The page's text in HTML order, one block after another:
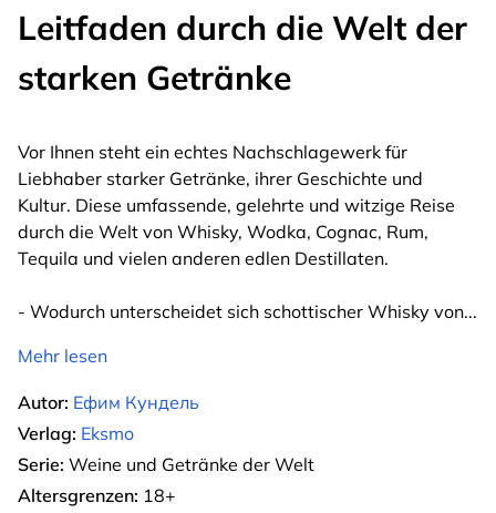
Leitfaden durch die Welt der
starken Getränke
Vor Ihnen steht ein echtes Nachschlagewerk für
Liebhaber starker Getränke, ihrer Geschichte und
Kultur. Diese umfassende, gelehrte und witzige Reise
durch die Welt von Whisky, Wodka, Cognac, Rum,
Tequila und vielen anderen edlen Destillaten.
- Wodurch unterscheidet sich schottischer Whisky von...
Mehr lesen
Autor: Ефим Кундель
Verlag: Eksmo
Serie: Weine und Getränke der Welt
Altersgrenzen: 18+